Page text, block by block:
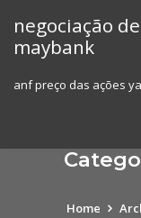
content
negociação
maybank
anf preço das ações
Home